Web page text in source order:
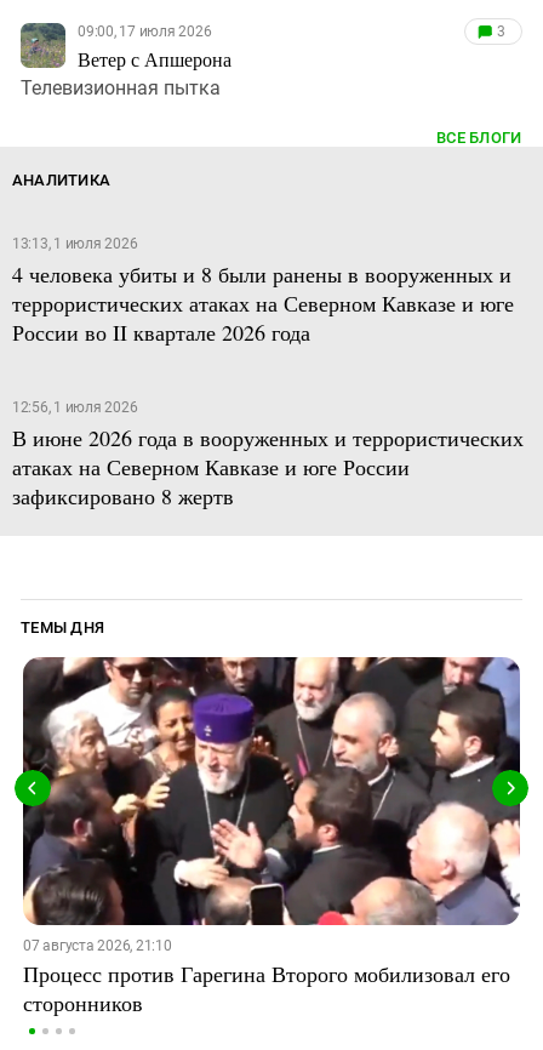
09:00, 17 июля 2026
Ветер с Апшерона
3
Телевизионная пытка
ВСЕ БЛОГИ
АНАЛИТИКА
13:13, 1 июля 2026
4 человека убиты и 8 были ранены в вооруженных и
террористических атаках на Северном Кавказе и юге
России во II квартале 2026 года
12:56, 1 июля 2026
В июне 2026 года в вооруженных и террористических
атаках на Северном Кавказе и юге России
зафиксировано 8 жертв
ТЕМЫ ДНЯ
07 августа 2026, 21:10
Процесс против Гарегина Второго мобилизовал его
сторонников